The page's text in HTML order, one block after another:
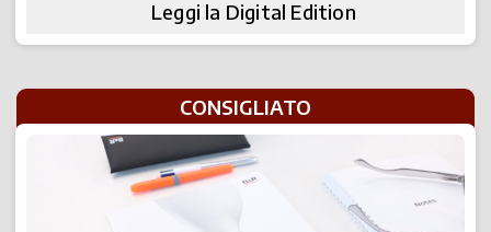
Leggi la Digital Edition
CONSIGLIATO